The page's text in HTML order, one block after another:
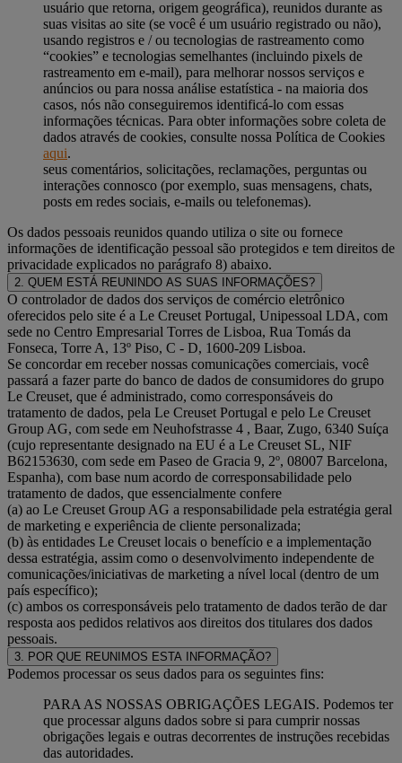
usuário que retorna, origem geográfica), reunidos durante as
suas visitas ao site (se você é um usuário registrado ou não),
usando registros e / ou tecnologias de rastreamento como
“cookies” e tecnologias semelhantes (incluindo pixels de
rastreamento em e-mail), para melhorar nossos serviços e
anúncios ou para nossa análise estatística - na maioria dos
casos, nós não conseguiremos identificá-lo com essas
informações técnicas. Para obter informações sobre coleta de
dados através de cookies, consulte nossa Política de Cookies
aqui.
seus comentários, solicitações, reclamações, perguntas ou
interações connosco (por exemplo, suas mensagens, chats,
posts em redes sociais, e-mails ou telefonemas).
Os dados pessoais reunidos quando utiliza o site ou fornece
informações de identificação pessoal são protegidos e tem direitos de
privacidade explicados no parágrafo 8) abaixo.
2. QUEM ESTÁ REUNINDO AS SUAS INFORMAÇÕES?
O controlador de dados dos serviços de comércio eletrônico
oferecidos pelo site é a Le Creuset Portugal, Unipessoal LDA, com
sede no Centro Empresarial Torres de Lisboa, Rua Tomás da
Fonseca, Torre A, 13º Piso, C - D, 1600-209 Lisboa.
Se concordar em receber nossas comunicações comerciais, você
passará a fazer parte do banco de dados de consumidores do grupo
Le Creuset, que é administrado, como corresponsáveis do
tratamento de dados, pela Le Creuset Portugal e pelo Le Creuset
Group AG, com sede em Neuhofstrasse 4 , Baar, Zugo, 6340 Suíça
(cujo representante designado na EU é a Le Creuset SL, NIF
B62153630, com sede em Paseo de Gracia 9, 2º, 08007 Barcelona,
Espanha), com base num acordo de corresponsabilidade pelo
tratamento de dados, que essencialmente confere
(a) ao Le Creuset Group AG a responsabilidade pela estratégia geral
de marketing e experiência de cliente personalizada;
(b) às entidades Le Creuset locais o benefício e a implementação
dessa estratégia, assim como o desenvolvimento independente de
comunicações/iniciativas de marketing a nível local (dentro de um
país específico);
(c) ambos os corresponsáveis pelo tratamento de dados terão de dar
resposta aos pedidos relativos aos direitos dos titulares dos dados
pessoais.
3. POR QUE REUNIMOS ESTA INFORMAÇÃO?
Podemos processar os seus dados para os seguintes fins:
PARA AS NOSSAS OBRIGAÇÕES LEGAIS. Podemos ter
que processar alguns dados sobre si para cumprir nossas
obrigações legais e outras decorrentes de instruções recebidas
das autoridades.